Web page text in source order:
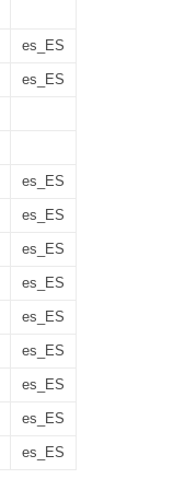
es_ES
es_ES
es_ES
es_ES
es_ES
es_ES
es_ES
es_ES
es_ES
es_ES
es_ES